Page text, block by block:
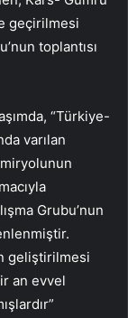
geçirilmesi
toplantısı
“Türkiye-
varılan
Grubu’nun
geliştirilmesi
an evvel